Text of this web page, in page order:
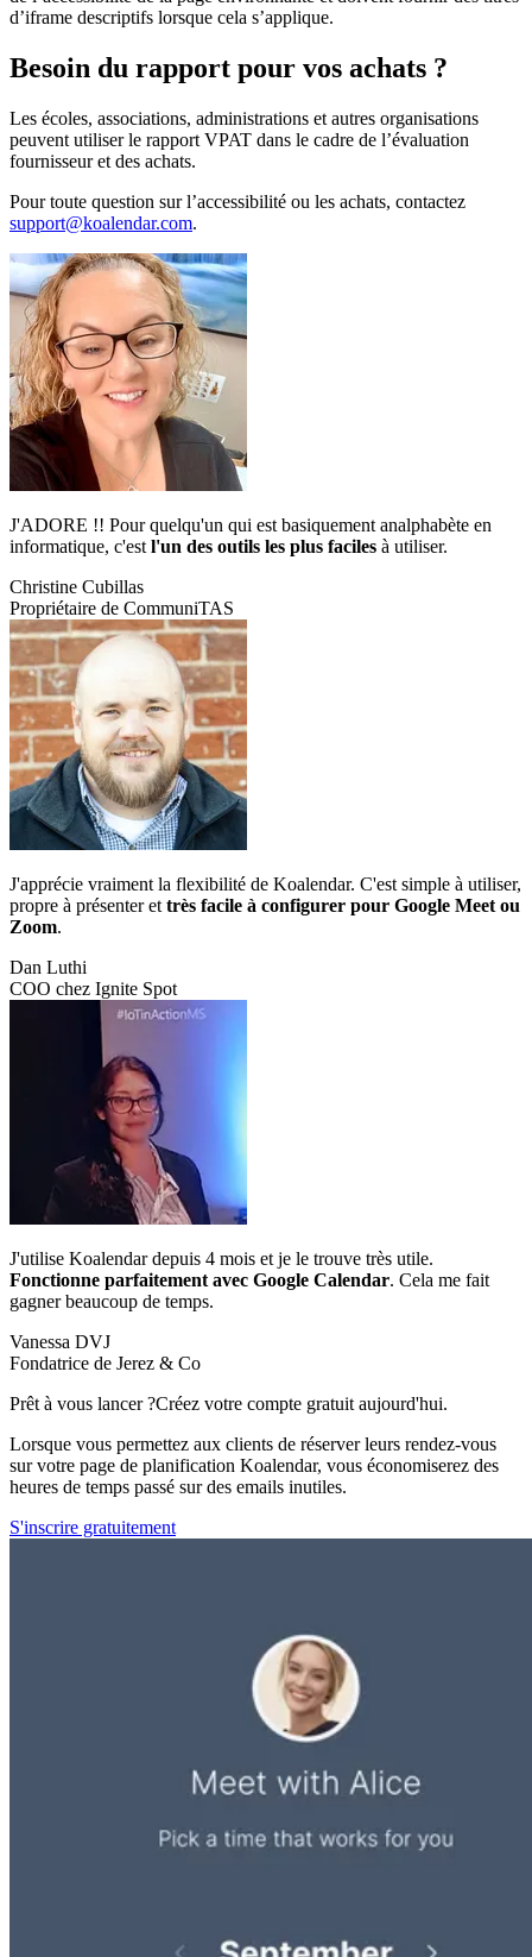
d’iframe descriptifs lorsque cela s’applique.
Besoin du rapport pour vos achats ?
Les écoles, associations, administrations et autres organisations
peuvent utiliser le rapport VPAT dans le cadre de l’évaluation
fournisseur et des achats.
Pour toute question sur l’accessibilité ou les achats, contactez
support@koalendar.com.
J'ADORE !! Pour quelqu'un qui est basiquement analphabète en
informatique, c'est l'un des outils les plus faciles à utiliser.
Christine Cubillas
Propriétaire de CommuniTAS
J'apprécie vraiment la flexibilité de Koalendar. C'est simple à utiliser,
propre à présenter et très facile à configurer pour Google Meet ou
Zoom.
Dan Luthi
COO chez Ignite Spot
J'utilise Koalendar depuis 4 mois et je le trouve très utile.
Fonctionne parfaitement avec Google Calendar. Cela me fait
gagner beaucoup de temps.
Vanessa DVJ
Fondatrice de Jerez & Co
Prêt à vous lancer ?Créez votre compte gratuit aujourd'hui.
Lorsque vous permettez aux clients de réserver leurs rendez-vous
sur votre page de planification Koalendar, vous économiserez des
heures de temps passé sur des emails inutiles.
S'inscrire gratuitement